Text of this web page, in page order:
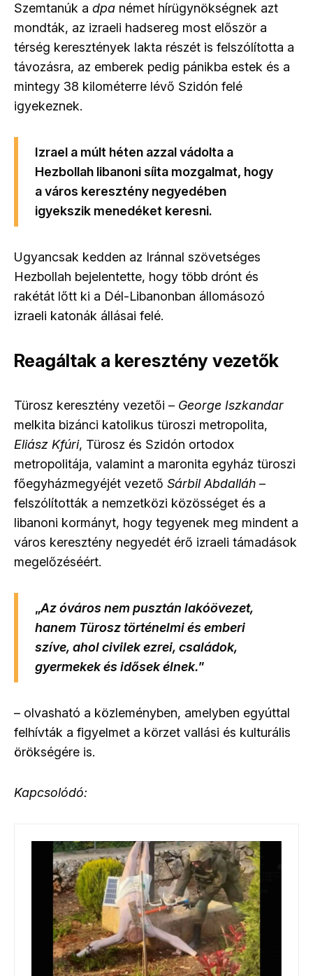
Szemtanúk a dpa német hírügynökségnek azt
mondták, az izraeli hadsereg most először a
térség keresztények lakta részét is felszólította a
távozásra, az emberek pedig pánikba estek és a
mintegy 38 kilométerre lévő Szidón felé
igyekeznek.
Izrael a múlt héten azzal vádolta a
Hezbollah libanoni síita mozgalmat, hogy
a város keresztény negyedében
igyekszik menedéket keresni.
Ugyancsak kedden az Iránnal szövetséges
Hezbollah bejelentette, hogy több drónt és
rakétát lőtt ki a Dél-Libanonban állomásozó
izraeli katonák állásai felé.
Reagáltak a keresztény vezetők
Türosz keresztény vezetői – George Iszkandar
melkita bizánci katolikus türoszi metropolita,
Eliász Kfúri, Türosz és Szidón ortodox
metropolitája, valamint a maronita egyház türoszi
főegyházmegyéjét vezető Sárbil Abdalláh –
felszólították a nemzetközi közösséget és a
libanoni kormányt, hogy tegyenek meg mindent a
város keresztény negyedét érő izraeli támadások
megelőzéséért.
„Az óváros nem pusztán lakóövezet,
hanem Türosz történelmi és emberi
szíve, ahol civilek ezrei, családok,
gyermekek és idősek élnek.”
– olvasható a közleményben, amelyben egyúttal
felhívták a figyelmet a körzet vallási és kulturális
örökségére is.
Kapcsolódó: